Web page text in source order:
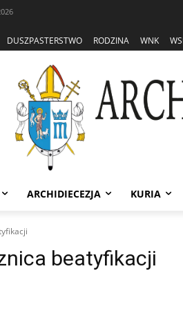
DUSZPASTERSTWO RODZINA WNK
ARCHIDIECEZJA KURIA
beatyfikacji